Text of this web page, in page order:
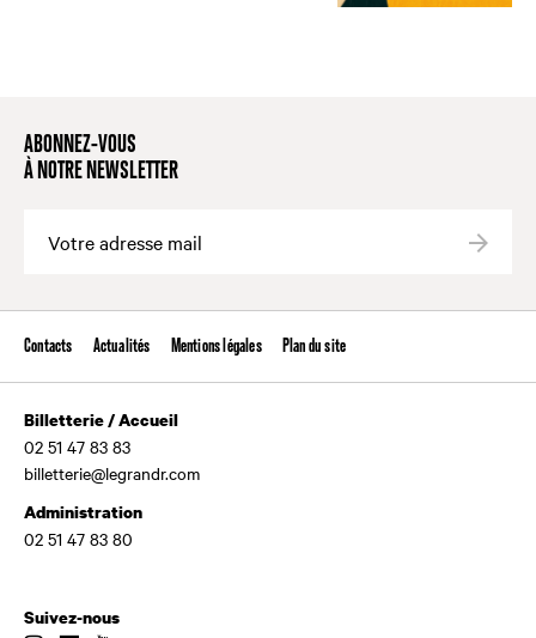
ABONNEZ-VOUS
À NOTRE NEWSLETTER
Contacts Actualités Mentions légales Plan du site
Billetterie / Accueil
02 51 47 83 83
billetterie@legrandr.com
Administration
02 51 47 83 80
Suivez-nous